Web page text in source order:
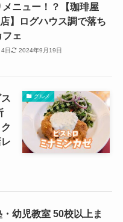
メニュー！？【珈琲屋
】ログハウス調で落ち
ェ
4日 2024年9月19日
グルメ
・幼児教室 50校以上ま